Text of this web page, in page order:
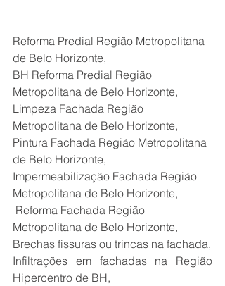
Reforma Predial Região Metropolitana
de Belo Horizonte,
BH Reforma Predial Região
Metropolitana de Belo Horizonte,
Limpeza Fachada Região
Metropolitana de Belo Horizonte,
Pintura Fachada Região Metropolitana
de Belo Horizonte,
Impermeabilização Fachada Região
Metropolitana de Belo Horizonte,
Metropolitana de Belo Horizonte,
Brechas fissuras ou trincas na fachada,
Infiltrações em fachadas na Região
Hipercentro de BH,